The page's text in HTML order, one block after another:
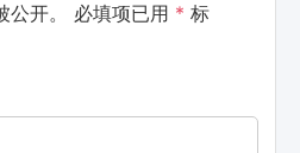
开。 必填项已用 * 标